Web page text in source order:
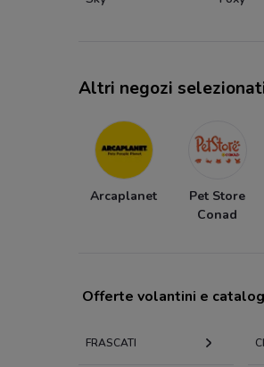
Altri negozi
Arcaplanet
Pet Store
Conad
Offerte volantini e
FRASCATI